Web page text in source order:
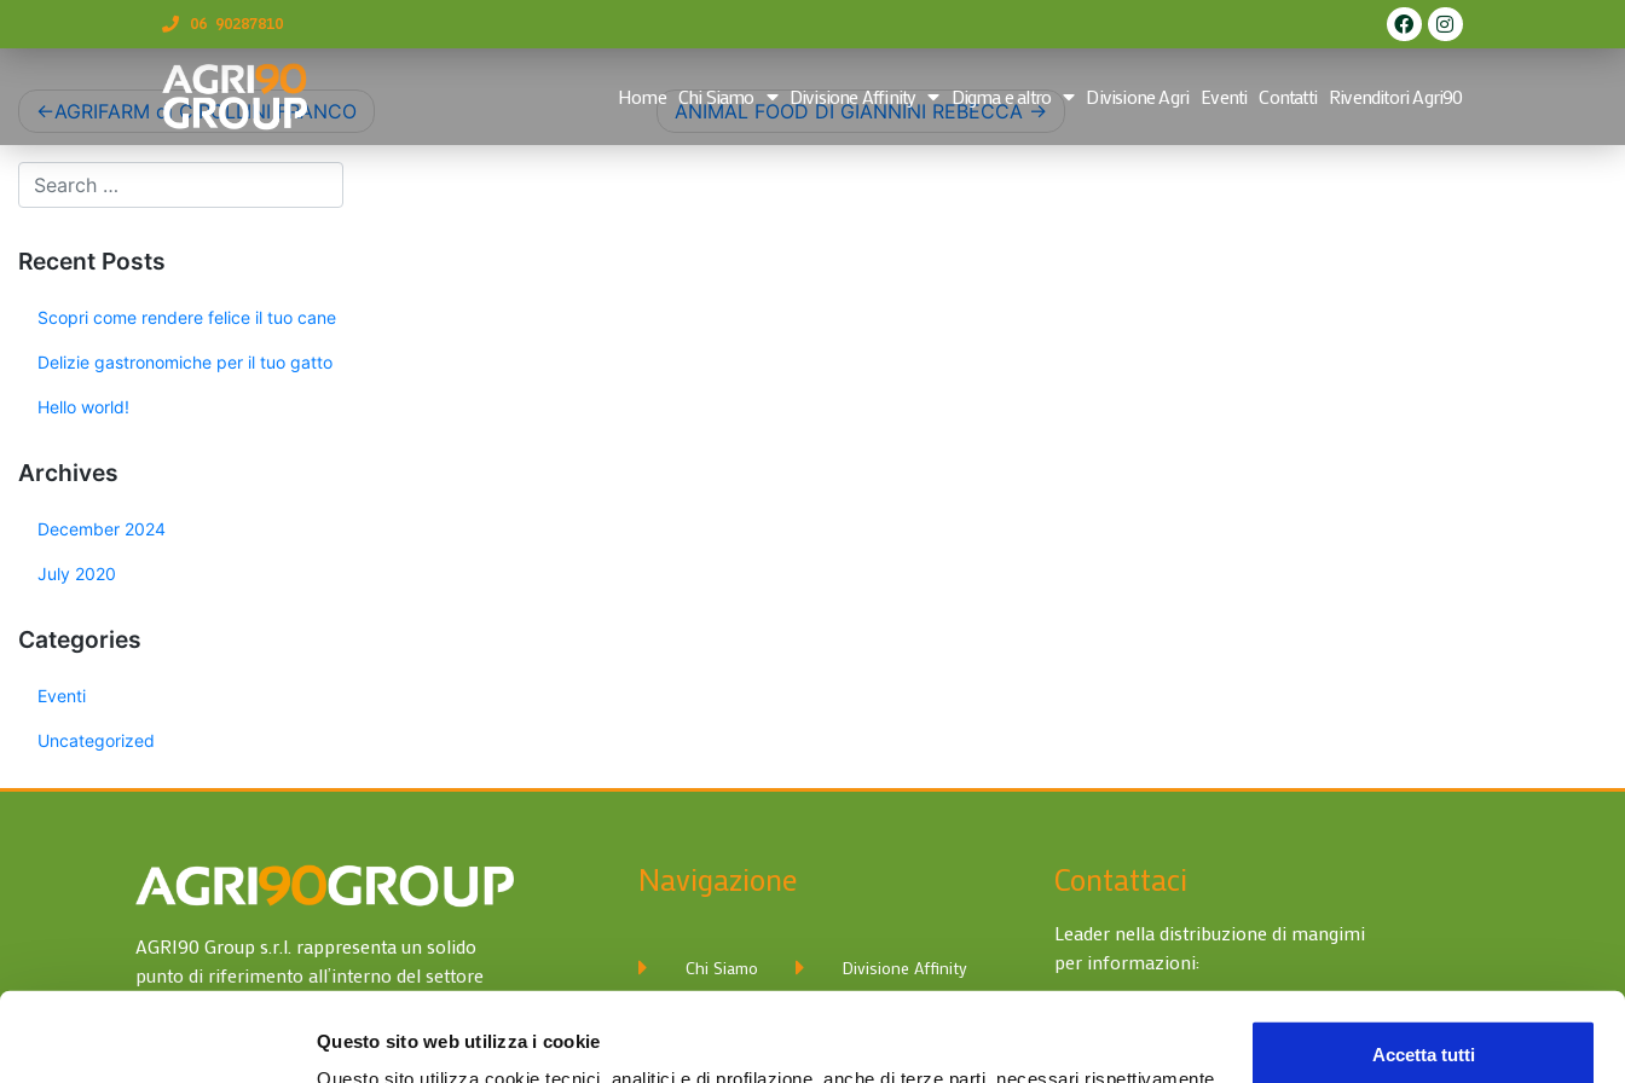
Questo sito web utilizza i cookie
Questo sito utilizza cookie tecnici, analitici e di profilazione, anche di terze parti, necessari rispettivamente,
Accetta tutti
06 90287810
Home Chi Siamo Divisione Affinity Digma e altro Divisione Agri Eventi Contatti Rivenditori Agri90
AGRIFARM di CIPOLLINI FRANCO ANIMAL FOOD DI GIANNINI REBECCA
Recent Posts
Scopri come rendere felice il tuo cane
Delizie gastronomiche per il tuo gatto
Hello world!
Archives
December 2024
July 2020
Categories
Eventi
Uncategorized
AGRI90 Group s.r.l. rappresenta un solido
punto di riferimento all’interno del settore
nutrizione di animali, di prodotti per
Navigazione
Chi Siamo Divisione Affinity
Contattaci
Leader nella distribuzione di mangimi
per informazioni: